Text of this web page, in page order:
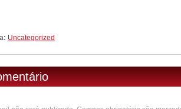
Uncategorized